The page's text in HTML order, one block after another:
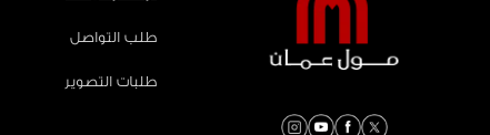
طلب التواصل
طلبات التصوير